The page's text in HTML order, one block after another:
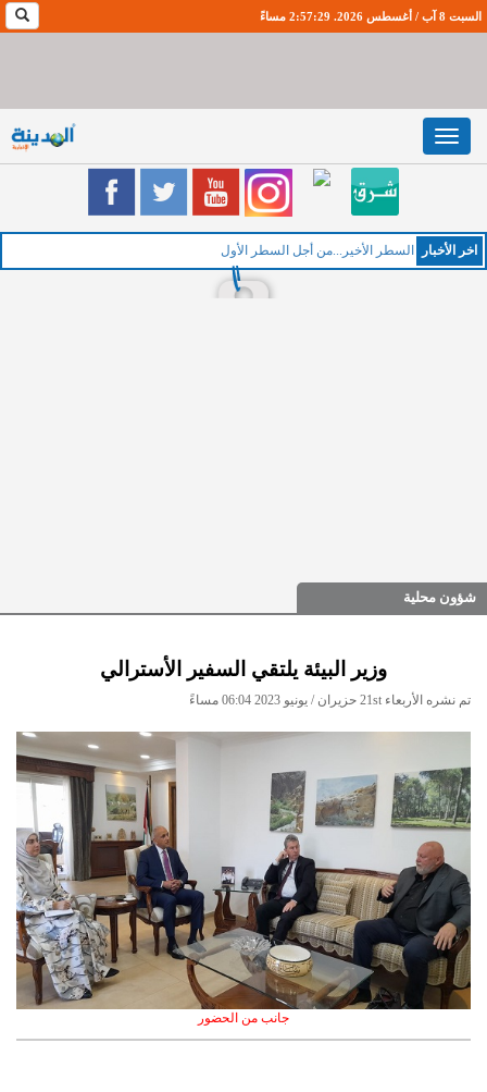
السبت 8 آب / أغسطس 2026. 2:57:30 مساءً
Toggle
navigation
اخر اﻷخبار
شؤون محلية
وزير البيئة يلتقي السفير الأسترالي
تم نشره الأربعاء 21st حزيران / يونيو 2023 06:04 مساءً
جانب من الحضور